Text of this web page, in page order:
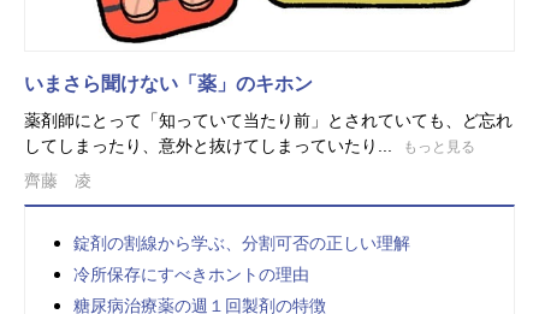
いまさら聞けない「薬」のキホン
薬剤師にとって「知っていて当たり前」とされていても、ど忘れ
してしまったり、意外と抜けてしまっていたり...
もっと見る
齊藤 凌
錠剤の割線から学ぶ、分割可否の正しい理解
冷所保存にすべきホントの理由
糖尿病治療薬の週１回製剤の特徴